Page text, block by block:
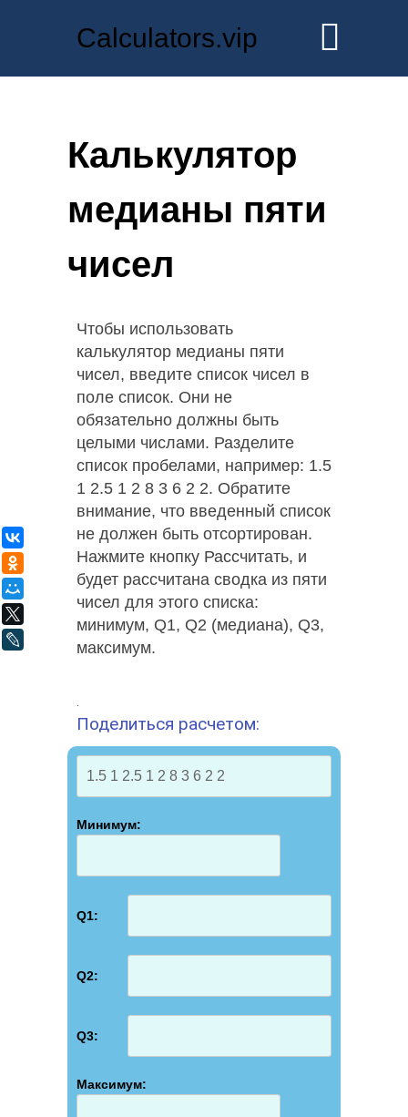
Calculators.vip
Калькулятор
медианы пяти
чисел
Чтобы использовать
калькулятор медианы пяти
чисел, введите список чисел в
поле список. Они не
обязательно должны быть
целыми числами. Разделите
список пробелами, например: 1.5
1 2.5 1 2 8 3 6 2 2. Обратите
внимание, что введенный список
не должен быть отсортирован.
Нажмите кнопку Рассчитать, и
будет рассчитана сводка из пяти
чисел для этого списка:
минимум, Q1, Q2 (медиана), Q3,
максимум.
Поделиться расчетом:
Минимум:
Q1:
Q2:
Q3:
Максимум:
ВКонтакте
Одноклассники
Мой Мир